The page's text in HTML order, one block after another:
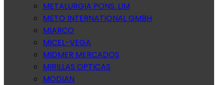
METALURGIA PONS. LIM
METO INTERNATIONAL GMBH
MIARCO
MICEL-VEGA
MIDMER MERCADOS
MIRILLAS OPTICAS
MODIAN